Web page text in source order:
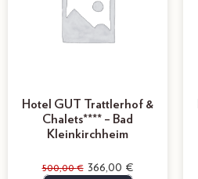
Hotel GUT Trattlerhof &
Chalets**** – Bad
Kleinkirchheim
500,00€ 366,00 €